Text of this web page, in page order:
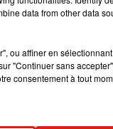
s'impose pour
de samba.
à chaque coin de
sont connus
étals où l'on peut
poulet. Les
data from other data
ou affiner en
"Continuer sans
consentement à tout